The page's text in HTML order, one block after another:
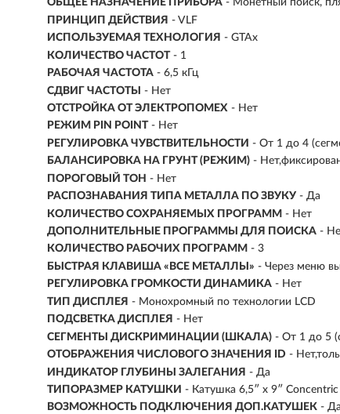
ОБЩЕЕ НАЗНАЧЕНИЕ ПРИБОРА - Монетный поиск,
ПРИНЦИП ДЕЙСТВИЯ - VLF
ИСПОЛЬЗУЕМАЯ ТЕХНОЛОГИЯ - GTAx
КОЛИЧЕСТВО ЧАСТОТ - 1
РАБОЧАЯ ЧАСТОТА - 6,5 кГц
СДВИГ ЧАСТОТЫ
- Нет
ОТСТРОЙКА ОТ ЭЛЕКТРОПОМЕХ - Нет
РЕЖИМ PIN POINT - Нет
РЕГУЛИРОВКА ЧУВСТВИТЕЛЬНОСТИ - От 1 до 4
БАЛАНСИРОВКА НА ГРУНТ (РЕЖИМ) -
ПОРОГОВЫЙ ТОН - Нет
РАСПОЗНАВАНИЯ ТИПА МЕТАЛЛА ПО ЗВУКУ - Да
КОЛИЧЕСТВО СОХРАНЯЕМЫХ ПРОГРАММ - Нет
ДОПОЛНИТЕЛЬНЫЕ ПРОГРАММЫ ДЛЯ ПОИСКА -
КОЛИЧЕСТВО РАБОЧИХ ПРОГРАММ - 3
БЫСТРАЯ КЛАВИША «ВСЕ МЕТАЛЛЫ» - Через меню
РЕГУЛИРОВКА ГРОМКОСТИ ДИНАМИКА - Нет
ТИП ДИСПЛЕЯ - Монохромный по технологии LCD
ПОДСВЕТКА ДИСПЛЕЯ - Нет
СЕГМЕНТЫ ДИСКРИМИНАЦИИ (ШКАЛА) - От 1 до 5
ОТОБРАЖЕНИЯ ЧИСЛОВОГО ЗНАЧЕНИЯ ID -
ИНДИКАТОР ГЛУБИНЫ ЗАЛЕГАНИЯ - Да
ТИПОРАЗМЕР КАТУШКИ - Катушка 6,5″ х 9″ Concentric
ВОЗМОЖНОСТЬ ПОДКЛЮЧЕНИЯ ДОП.КАТУШЕК -